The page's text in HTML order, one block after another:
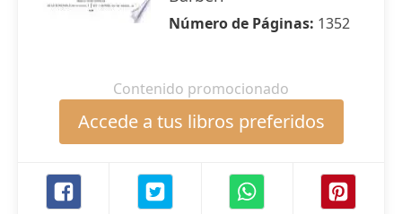
Número de Páginas: 1352
Contenido promocionado
Accede a tus libros preferidos